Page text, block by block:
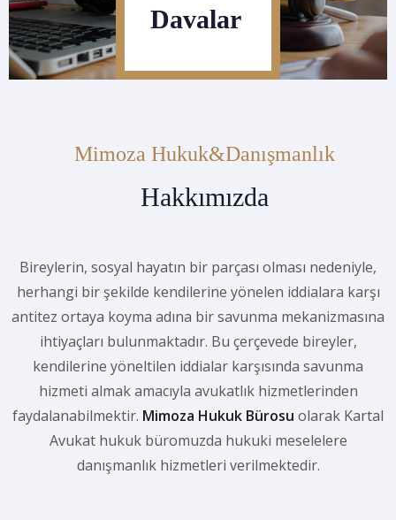
Davalar
Mimoza Hukuk&Danışmanlık
Hakkımızda
Bireylerin, sosyal hayatın bir parçası olması nedeniyle,
herhangi bir şekilde kendilerine yönelen iddialara karşı
antitez ortaya koyma adına bir savunma mekanizmasına
ihtiyaçları bulunmaktadır. Bu çerçevede bireyler,
kendilerine yöneltilen iddialar karşısında savunma
hizmeti almak amacıyla avukatlık hizmetlerinden
faydalanabilmektir. Mimoza Hukuk Bürosu olarak Kartal
Avukat hukuk büromuzda hukuki meselelere
danışmanlık hizmetleri verilmektedir.